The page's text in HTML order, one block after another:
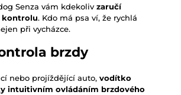
Senza vám kdekoliv zaručí
kontrolu. Kdo má psa ví, že rychlá
při vycházce.
brzdy
nebo projíždějící auto, vodítko
intuitivním ovládáním brzdového